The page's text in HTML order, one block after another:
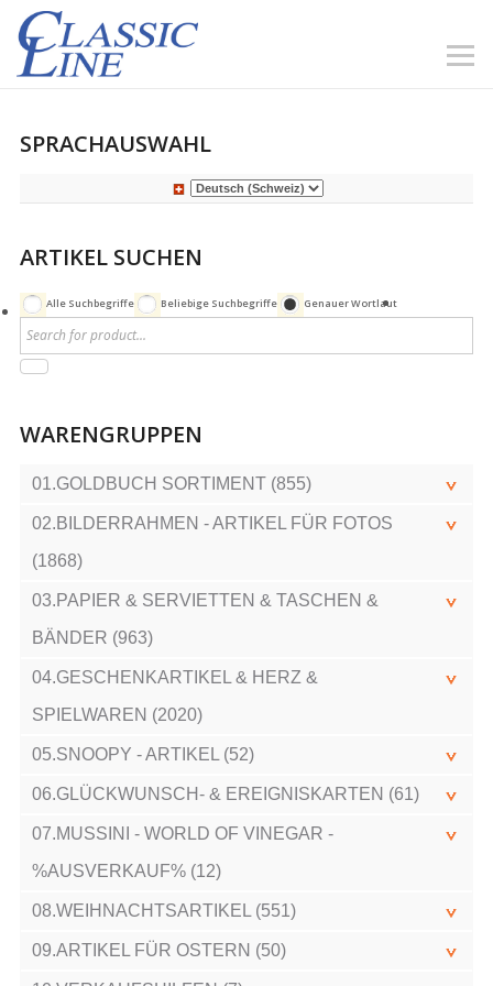
SPRACHAUSWAHL
ARTIKEL SUCHEN
Alle Suchbegriffe Beliebige Suchbegriffe Genauer Wortlaut
WARENGRUPPEN
01.GOLDBUCH SORTIMENT (855)
02.BILDERRAHMEN - ARTIKEL FÜR FOTOS
(1868)
03.PAPIER & SERVIETTEN & TASCHEN &
BÄNDER (963)
04.GESCHENKARTIKEL & HERZ &
SPIELWAREN (2020)
05.SNOOPY - ARTIKEL (52)
06.GLÜCKWUNSCH- & EREIGNISKARTEN (61)
07.MUSSINI - WORLD OF VINEGAR -
%AUSVERKAUF% (12)
08.WEIHNACHTSARTIKEL (551)
09.ARTIKEL FÜR OSTERN (50)